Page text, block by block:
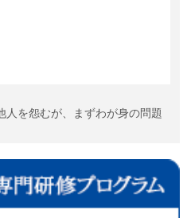
人を怨むが、まずわが身の問題